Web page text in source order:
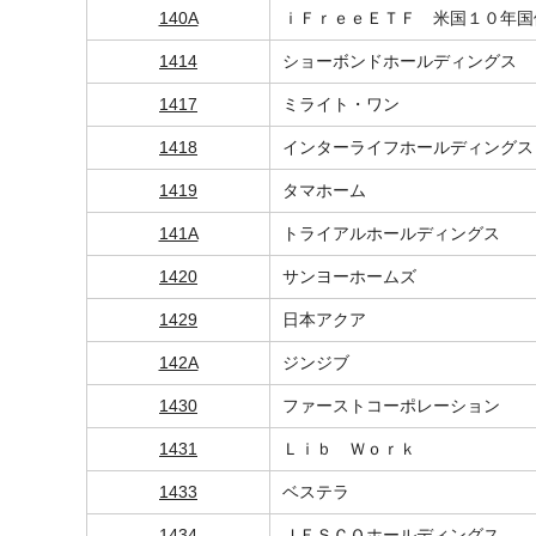
140A ｉＦｒｅｅＥＴＦ 米国１０年
1414 ショーボンドホールディングス
1417 ミライト・ワン
1418 インターライフホールディングス
1419 タマホーム
141A トライアルホールディングス
1420 サンヨーホームズ
1429 日本アクア
142A ジンジブ
1430 ファーストコーポレーション
1431 Ｌｉｂ Ｗｏｒｋ
1433 ベステラ